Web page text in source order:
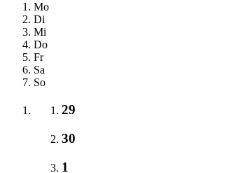
Mo
Di
Mi
Do
Fr
Sa
So
29
30
1